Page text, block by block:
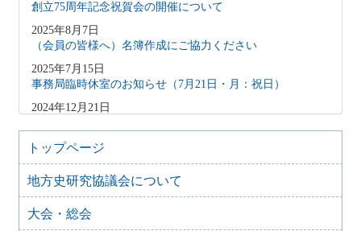
創立75周年記念祝賀会の開催について
2025年8月7日
（会員の皆様へ）名簿作成にご協力ください
2025年7月15日
事務局臨時休室のお知らせ（7月21日・月：祝日）
2024年12月21日
2024年6月24日
【会員向け】メールアドレス登録のお願い
2020年5月26日
事務局臨時休室のお知らせ【重要】
2020年4月17日
トップページ
地方史研究協議会について
大会・総会